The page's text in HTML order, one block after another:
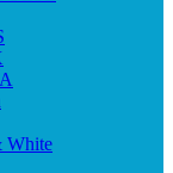
White